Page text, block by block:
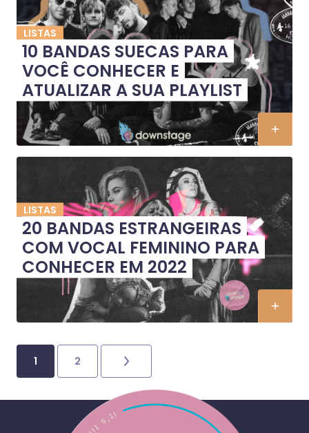
LISTAS
10 BANDAS SUECAS PARA
VOCÊ CONHECER E
ATUALIZAR A SUA PLAYLIST
LISTAS
20 BANDAS ESTRANGEIRAS
COM VOCAL FEMININO PARA
CONHECER EM 2022
1 2